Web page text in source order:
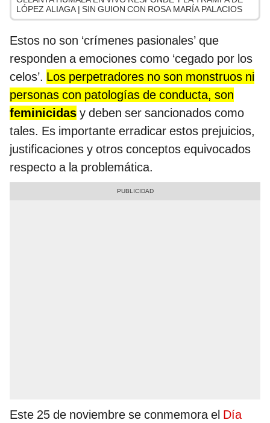
LÓPEZ ALIAGA | SIN GUION CON ROSA MARÍA PALACIOS
Estos no son ‘crímenes pasionales’ que
responden a emociones como ‘cegado por los
celos’. Los perpetradores no son monstruos ni
personas con patologías de conducta, son
feminicidas y deben ser sancionados como
tales. Es importante erradicar estos prejuicios,
justificaciones y otros conceptos equivocados
respecto a la problemática.
Este 25 de noviembre se conmemora el Día